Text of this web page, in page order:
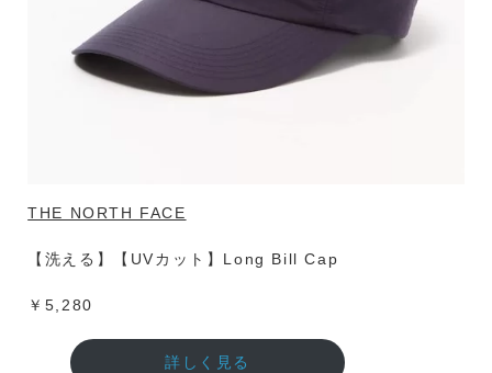
THE NORTH FACE
【洗える】【UVカット】Long Bill Cap
￥5,280
詳しく見る